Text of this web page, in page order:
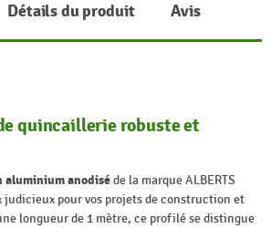
Détails du produit Avis
quincaillerie robuste et
aluminium anodiséde la marque ALBERTS
judicieux pour vos projets de construction et
longueur de 1 mètre, ce profilé se distingue